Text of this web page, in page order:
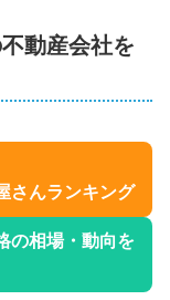
動産会社を
さんランキング
の相場・動向を